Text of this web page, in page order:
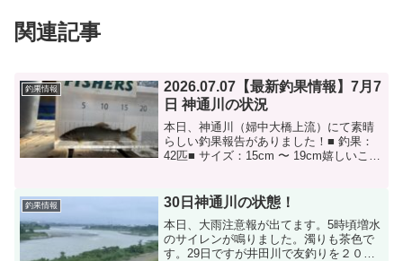
関連記事
釣果情報
2026.07.07【最新釣果情報】7月7
日 神通川の状況
本日、神通川（婦中大橋上流）にて素晴
らしい釣果報告がありました！■ 釣果：
42匹■ サイズ：15cm 〜 19cm嬉しいこと
間帯に、浅めの瀬で特によく掛かったと
のことで...
釣果情報 30日神通川の状態！
本日、大雨注意報が出てます。5時頃増水
のサイレンが鳴りました。濁りも茶色で
す。29日ですが井田川で友釣りを２０人